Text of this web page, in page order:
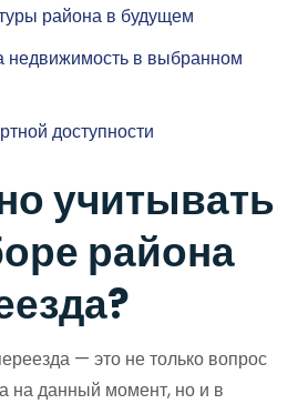
района в будущем
недвижимость в выбранном
доступности
учитывать
района
— это не только вопрос
на данный момент, но и в